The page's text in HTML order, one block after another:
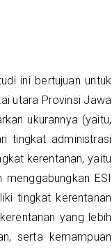
ini bertujuan untuk
utara Provinsi Jawa
ukurannya (yaitu,
tingkat administrasi
kerentanan, yaitu
ESI
tingkat kerentanan
yang lebih
serta kemampuan